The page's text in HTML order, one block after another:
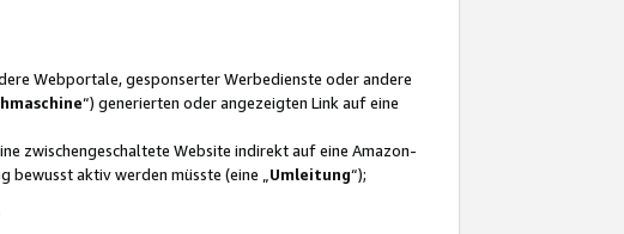
Webportale, gesponserter Werbedienste oder andere
“) generierten oder angezeigten Link auf eine
zwischengeschaltete Website indirekt auf eine Amazon-
aktiv werden müsste (eine „ Umleitung“);